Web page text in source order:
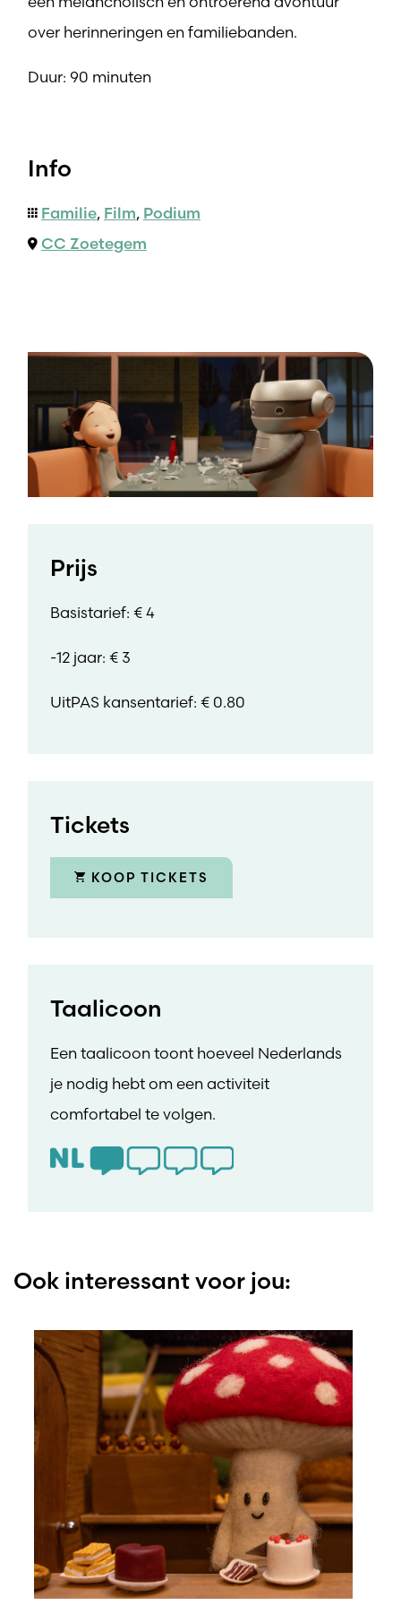
over herinneringen en familiebanden.
Duur: 90 minuten
Info
Familie, Film, Podium
CC Zoetegem
Prijs
Basistarief: € 4
-12 jaar: € 3
UitPAS kansentarief: € 0.80
Tickets
KOOP TICKETS
Taalicoon
Een taalicoon toont hoeveel Nederlands
je nodig hebt om een activiteit
comfortabel te volgen.
Ook interessant voor jou: